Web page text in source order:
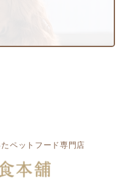
ペットフード専門店